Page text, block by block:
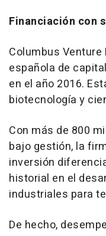
Financiación con
Columbus
española de
en el año 2016.
biotecnología y
Con más de 800
bajo gestión, la
inversión
historial en el
industriales para
De hecho,